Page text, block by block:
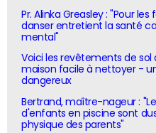
Pr. Alinka Greasley : "Pour
danser entretient la santé
mental"
Voici les revêtements de sol
maison facile à nettoyer -
dangereux
Bertrand, maître-nageur :
d'enfants en piscine sont
physique des parents"